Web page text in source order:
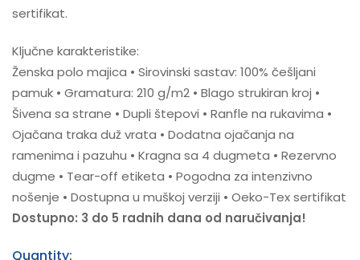
sertifikat.
Ključne karakteristike:
Ženska polo majica • Sirovinski sastav: 100% češljani
pamuk • Gramatura: 210 g/m2 • Blago strukiran kroj •
Šivena sa strane • Dupli štepovi • Ranfle na rukavima •
Ojačana traka duž vrata • Dodatna ojačanja na
ramenima i pazuhu • Kragna sa 4 dugmeta • Rezervno
dugme • Tear-off etiketa • Pogodna za intenzivno
nošenje • Dostupna u muškoj verziji • Oeko-Tex sertifikat
Dostupno: 3 do 5 radnih dana od naručivanja!
Quantity: